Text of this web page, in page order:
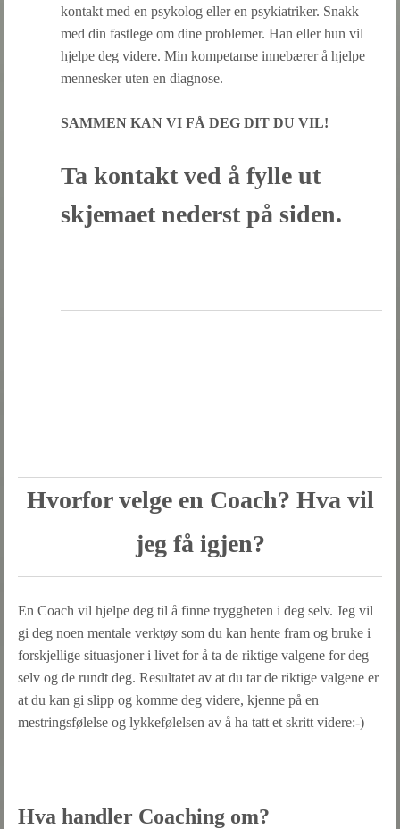
kontakt med en psykolog eller en psykiatriker. Snakk
med din fastlege om dine problemer. Han eller hun vil
hjelpe deg videre. Min kompetanse innebærer å hjelpe
mennesker uten en diagnose.
SAMMEN KAN VI FÅ DEG DIT DU VIL!
Ta kontakt ved å fylle ut
skjemaet nederst på siden.
Hvorfor velge en Coach? Hva vil
jeg få igjen?
En Coach vil hjelpe deg til å finne tryggheten i deg selv. Jeg vil
gi deg noen mentale verktøy som du kan hente fram og bruke i
forskjellige situasjoner i livet for å ta de riktige valgene for deg
selv og de rundt deg. Resultatet av at du tar de riktige valgene er
at du kan gi slipp og komme deg videre, kjenne på en
mestringsfølelse og lykkefølelsen av å ha tatt et skritt videre:-)
Hva handler Coaching om?